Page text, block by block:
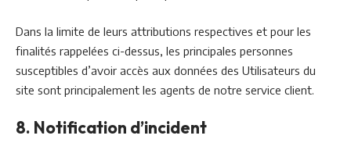
Dans la limite de leurs attributions respectives et pour les
finalités rappelées ci-dessus, les principales personnes
susceptibles d’avoir accès aux données des Utilisateurs du
site sont principalement les agents de notre service client.
8. Notification d’incident